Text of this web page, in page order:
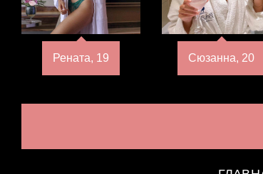
Рената, 19 Сюзанна, 20